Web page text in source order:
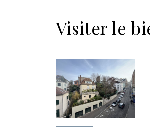
Visiter le